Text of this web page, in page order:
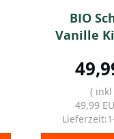
BIO
Vanille
( inkl
49,99